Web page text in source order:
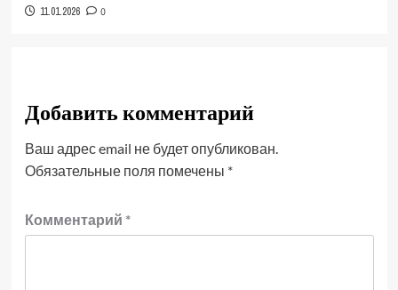
11.01.2026 0
Добавить комментарий
Ваш адрес email не будет опубликован.
Обязательные поля помечены *
Комментарий *